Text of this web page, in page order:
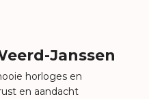
Janssen
horloges en
en aandacht